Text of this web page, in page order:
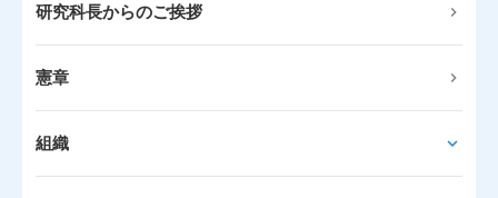
研究科長からのご挨拶
憲章
組織